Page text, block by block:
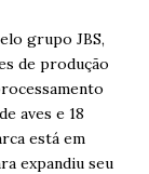
grupo JBS,
de produção
aves e 18
está em
expandiu seu